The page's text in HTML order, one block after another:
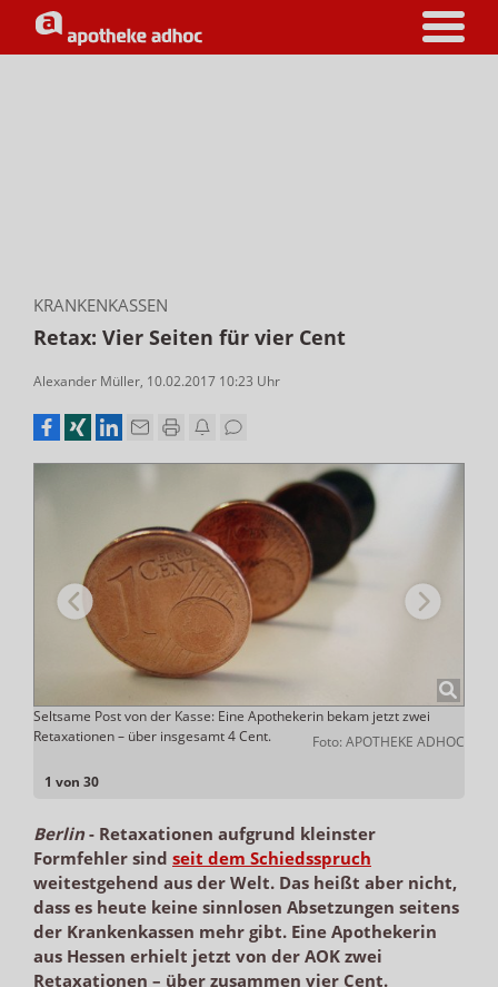
KRANKENKASSEN
Retax: Vier Seiten für vier Cent
Alexander Müller, 10.02.2017 10:23 Uhr
1 von 30
Seltsame Post von der Kasse: Eine Apothekerin bekam jetzt zwei
Retaxationen – über insgesamt 4 Cent.
Foto: APOTHEKE ADHOC
Berlin- Retaxationen aufgrund kleinster
Formfehler sind seit dem Schiedsspruch
weitestgehend aus der Welt. Das heißt aber nicht,
dass es heute keine sinnlosen Absetzungen seitens
der Krankenkassen mehr gibt. Eine Apothekerin
aus Hessen erhielt jetzt von der AOK zwei
Retaxationen – über zusammen vier Cent.